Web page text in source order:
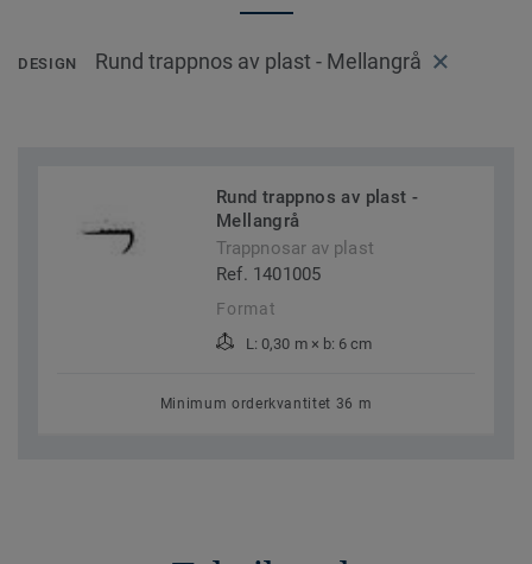
DESIGN Rund trappnos av plast - Mellangrå
Rund trappnos av plast -
Mellangrå
Trappnosar av plast
Ref. 1401005
Format
L: 0,30 m × b: 6 cm
Minimum orderkvantitet 36 m